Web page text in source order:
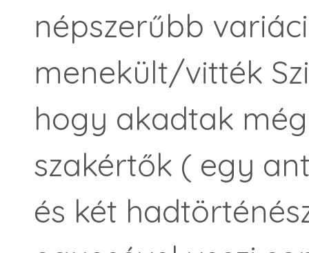
népszerűbb
menekült/vitték
hogy akadtak
szakértők ( egy
és két